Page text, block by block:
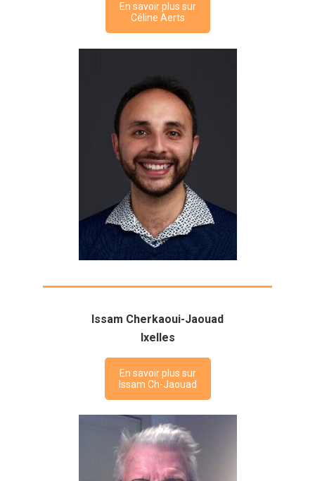
En savoir plus sur
Céline Aerts
Issam Cherkaoui-Jaouad
Ixelles
En savoir plus sur
Issam Ch-Jaouad